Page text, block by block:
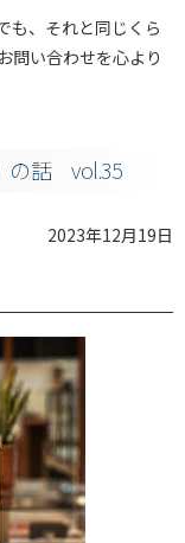
も、それと同じくら
問い合わせを心より
の話 vol.35
2023年12月19日